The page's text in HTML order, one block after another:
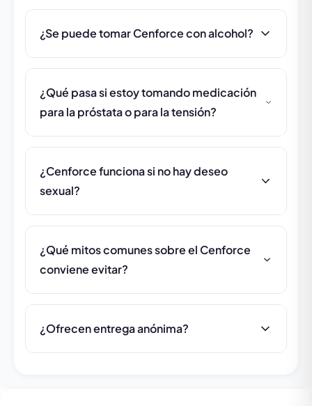
¿Se puede tomar Cenforce con alcohol?
¿Qué pasa si estoy tomando medicación
para la próstata o para la tensión?
¿Cenforce funciona si no hay deseo
sexual?
¿Qué mitos comunes sobre el Cenforce
conviene evitar?
¿Ofrecen entrega anónima?